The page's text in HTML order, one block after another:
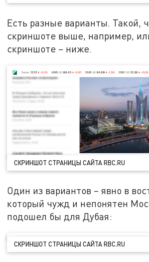
Есть разные варианты. Такой,
скриншоте выше, например,
скриншоте – ниже.
СКРИНШОТ СТРАНИЦЫ САЙТА RBC.RU
Один из вариантов – явно в
который чужд и непонятен
подошел бы для Дубая:
СКРИНШОТ СТРАНИЦЫ САЙТА RBC.RU